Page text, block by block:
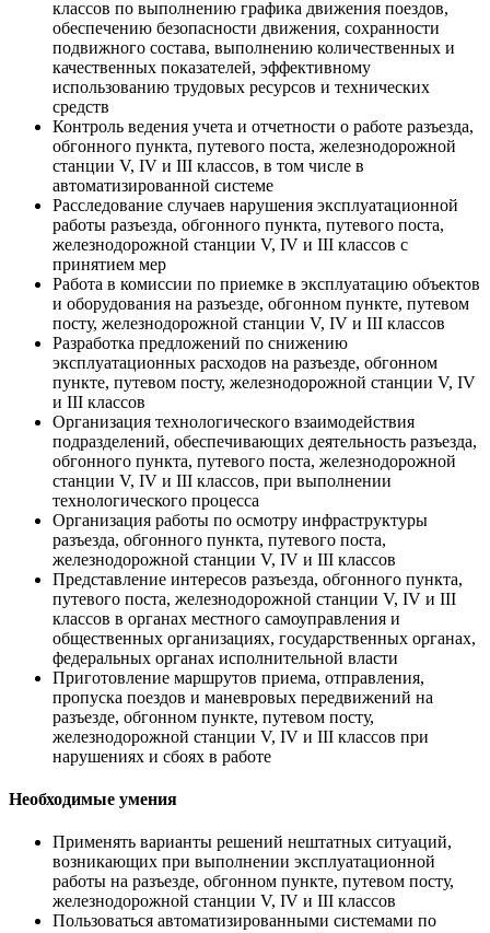
классов по выполнению графика движения поездов,
обеспечению безопасности движения, сохранности
подвижного состава, выполнению количественных и
качественных показателей, эффективному
использованию трудовых ресурсов и технических
средств
Контроль ведения учета и отчетности о работе разъезда,
обгонного пункта, путевого поста, железнодорожной
станции V, IV и III классов, в том числе в
автоматизированной системе
Расследование случаев нарушения эксплуатационной
работы разъезда, обгонного пункта, путевого поста,
железнодорожной станции V, IV и III классов с
принятием мер
Работа в комиссии по приемке в эксплуатацию объектов
и оборудования на разъезде, обгонном пункте, путевом
посту, железнодорожной станции V, IV и III классов
Разработка предложений по снижению
эксплуатационных расходов на разъезде, обгонном
пункте, путевом посту, железнодорожной станции V, IV
и III классов
Организация технологического взаимодействия
подразделений, обеспечивающих деятельность разъезда,
обгонного пункта, путевого поста, железнодорожной
станции V, IV и III классов, при выполнении
технологического процесса
Организация работы по осмотру инфраструктуры
разъезда, обгонного пункта, путевого поста,
железнодорожной станции V, IV и III классов
Представление интересов разъезда, обгонного пункта,
путевого поста, железнодорожной станции V, IV и III
классов в органах местного самоуправления и
общественных организациях, государственных органах,
федеральных органах исполнительной власти
Приготовление маршрутов приема, отправления,
пропуска поездов и маневровых передвижений на
разъезде, обгонном пункте, путевом посту,
железнодорожной станции V, IV и III классов при
нарушениях и сбоях в работе
Необходимые умения
Применять варианты решений нештатных ситуаций,
возникающих при выполнении эксплуатационной
работы на разъезде, обгонном пункте, путевом посту,
железнодорожной станции V, IV и III классов
Пользоваться автоматизированными системами по